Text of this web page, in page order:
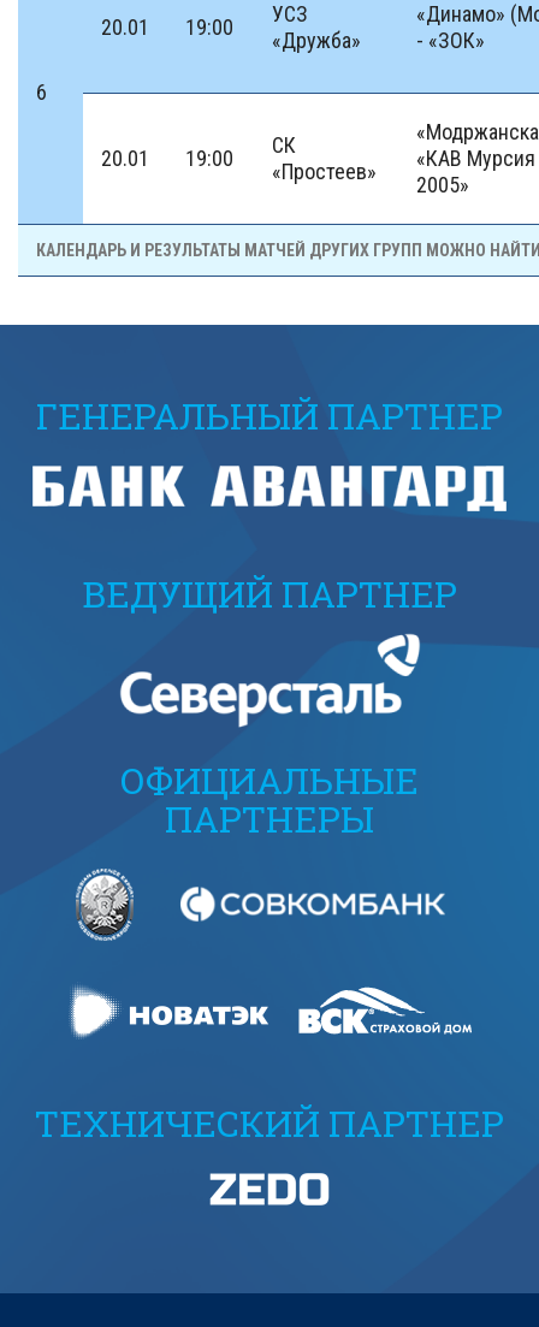
6
20.01 19:00
УСЗ
«Дружба»
«Динамо»
- «ЗОК»
20.01 19:00
СК
«Простеев»
«КАВ Мурсия
2005»
КАЛЕНДАРЬ И РЕЗУЛЬТАТЫ МАТЧЕЙ ДРУГИХ ГРУПП МОЖНО
ГЕНЕРАЛЬНЫЙ ПАРТНЕР
ВЕДУЩИЙ ПАРТНЕР
ОФИЦИАЛЬНЫЕ
ПАРТНЕРЫ
ТЕХНИЧЕСКИЙ ПАРТНЕР